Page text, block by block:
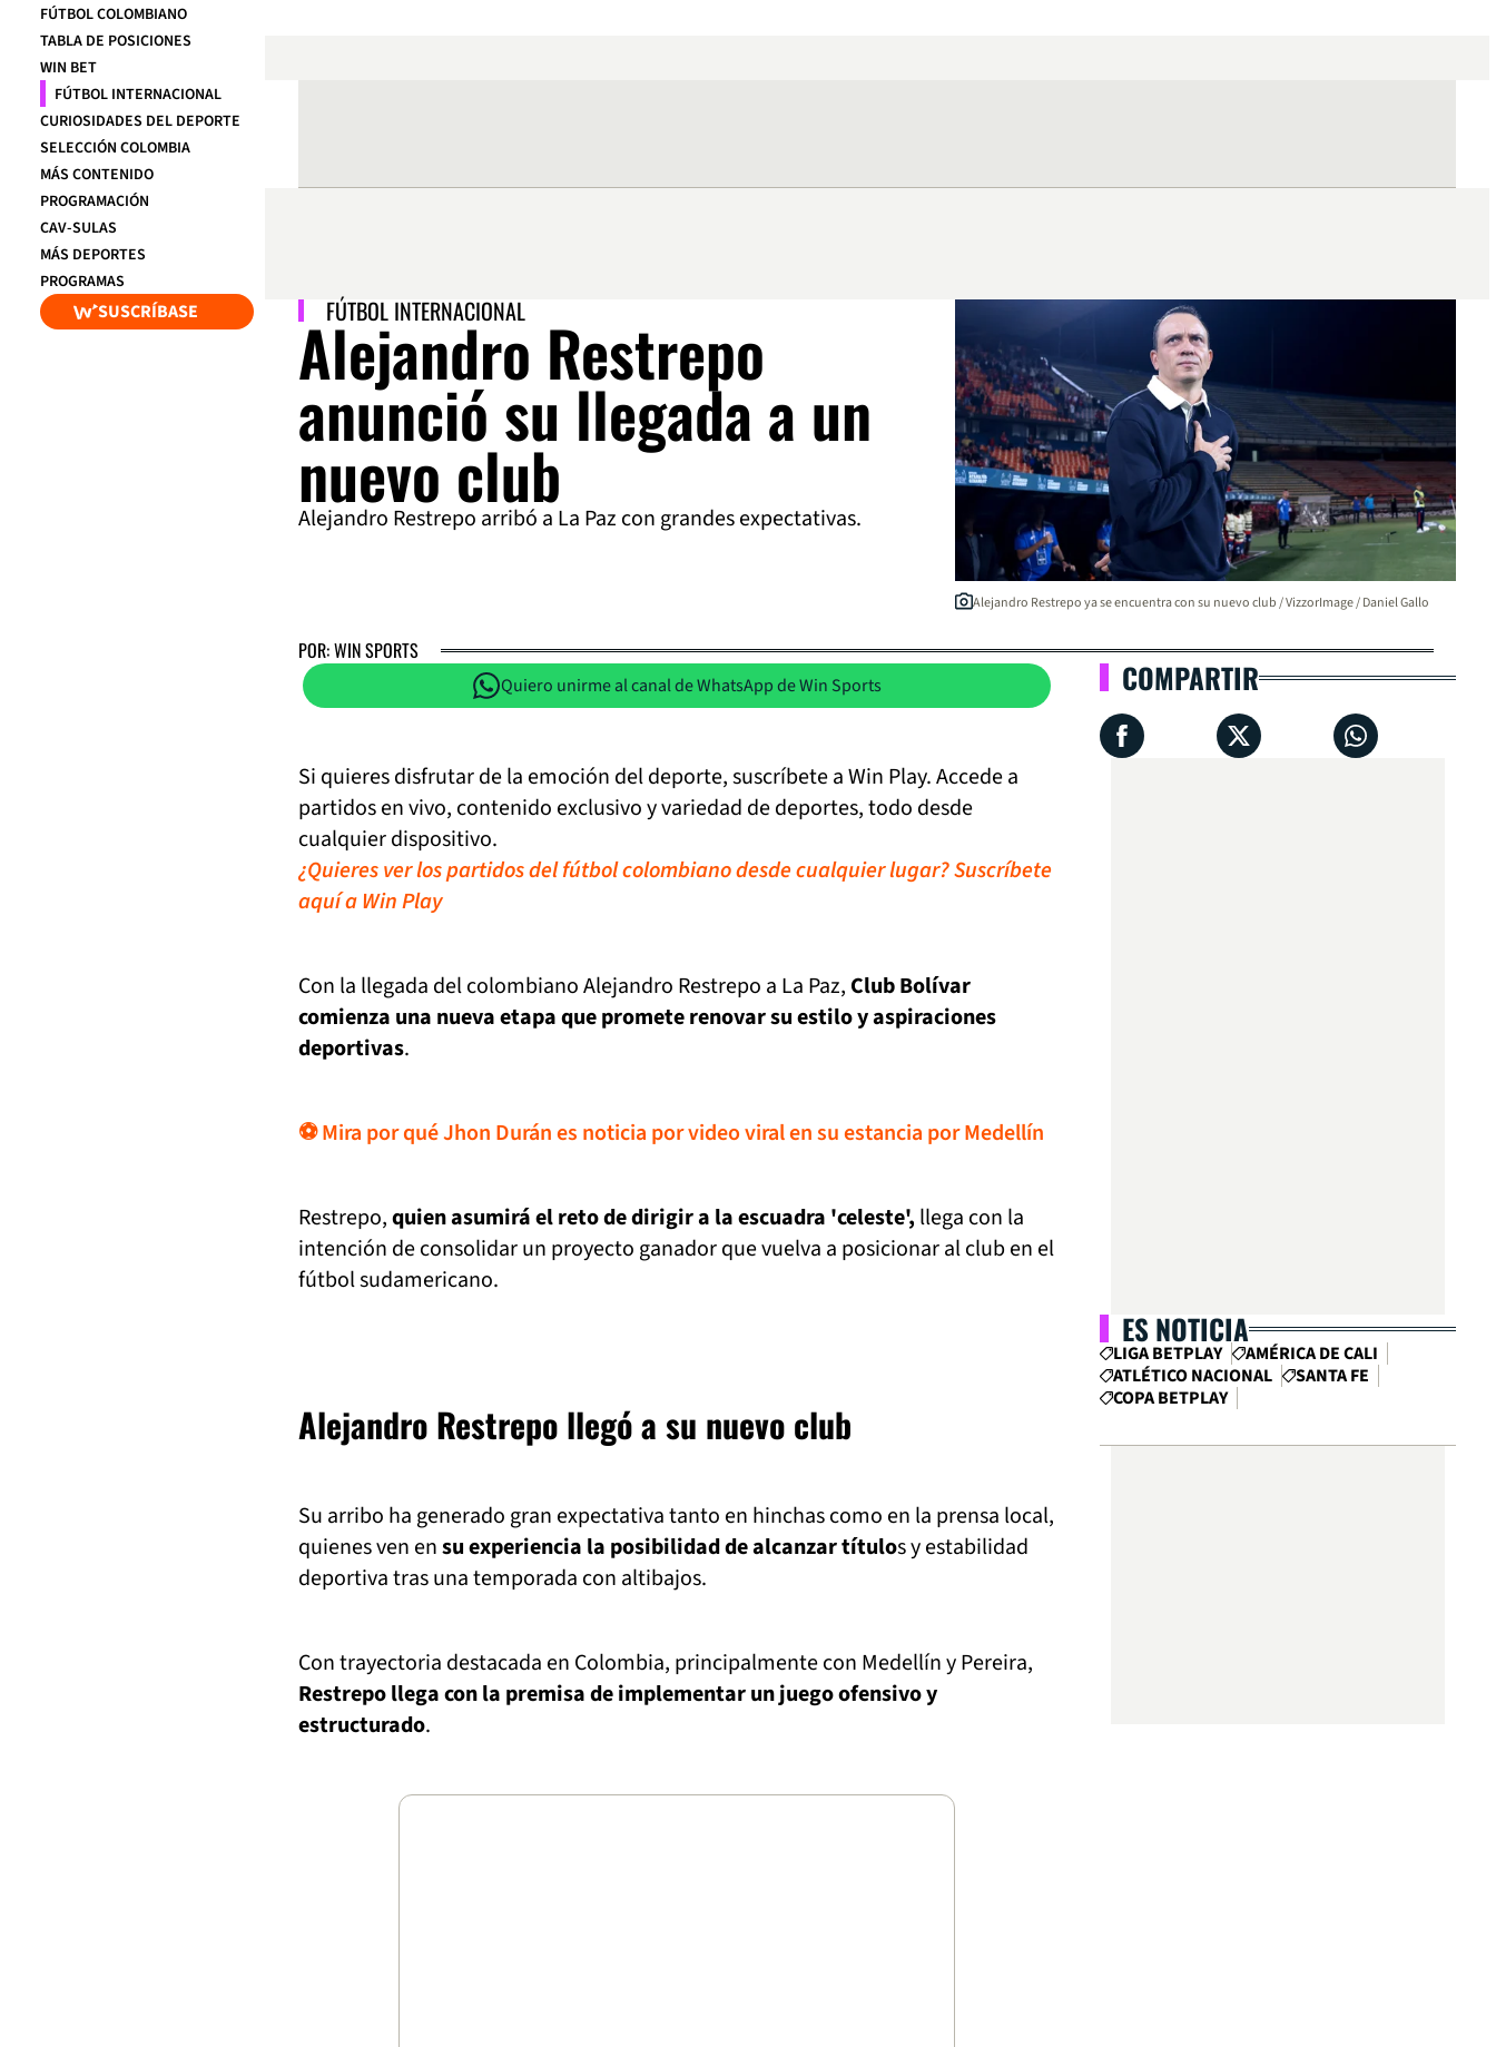
FÚTBOL COLOMBIANO
TABLA DE POSICIONES
WIN BET
FÚTBOL INTERNACIONAL
CURIOSIDADES DEL DEPORTE
SELECCIÓN COLOMBIA
MÁS CONTENIDO
PROGRAMACIÓN
CAV-SULAS
MÁS DEPORTES
PROGRAMAS
SUSCRÍBASE FÚTBOL INTERNACIONAL
Alejandro Restrepo
anunció su llegada a un
nuevo club
Alejandro Restrepo arribó a La Paz con grandes expectativas.
Alejandro Restrepo ya se encuentra con su nuevo club / VizzorImage / Daniel Gallo
POR: WIN SPORTS
Quiero unirme al canal de WhatsApp de Win Sports
Si quieres disfrutar de la emoción del deporte, suscríbete a Win Play. Accede a
partidos en vivo, contenido exclusivo y variedad de deportes, todo desde
cualquier dispositivo.
¿Quieres ver los partidos del fútbol colombiano desde cualquier lugar? Suscríbete
aquí a Win Play
Con la llegada del colombiano Alejandro Restrepo a La Paz, Club Bolívar
comienza una nueva etapa que promete renovar su estilo y aspiraciones
deportivas.
⚽ Mira por qué Jhon Durán es noticia por video viral en su estancia por Medellín
Restrepo,quien asumirá el reto de dirigir a la escuadra 'celeste', llega con la
intención de consolidar un proyecto ganador que vuelva a posicionar al club en el
fútbol sudamericano.
Alejandro Restrepo llegó a su nuevo club
Su arribo ha generado gran expectativa tanto en hinchas como en la prensa local,
quienes ven ensu experiencia la posibilidad de alcanzar títulos y estabilidad
deportiva tras una temporada con altibajos.
Con trayectoria destacada en Colombia, principalmente con Medellín y Pereira,
Restrepo llega con la premisa de implementar un juego ofensivo y
estructurado.
COMPARTIR
ES NOTICIA
LIGA BETPLAY
AMÉRICA DE CALI
ATLÉTICO NACIONAL
SANTA FE
COPA BETPLAY